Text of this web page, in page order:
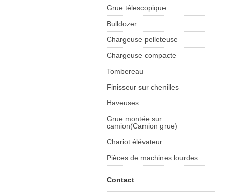
Grue télescopique
Bulldozer
Chargeuse pelleteuse
Chargeuse compacte
Tombereau
Finisseur sur chenilles
Haveuses
Grue montée sur
camion(Camion grue)
Chariot élévateur
Pièces de machines lourdes
Contact